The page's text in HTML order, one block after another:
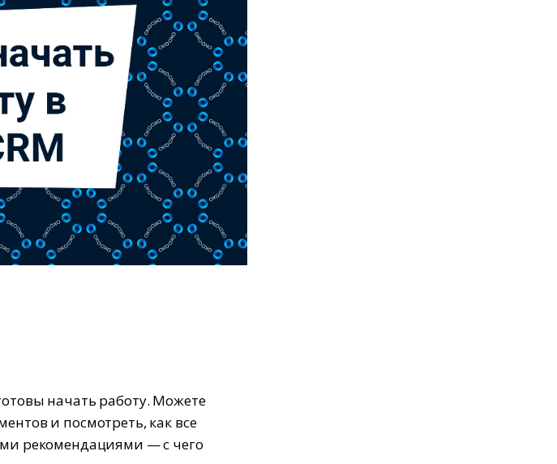
начать работу. Можете
и посмотреть, как все
рекомендациями — с чего